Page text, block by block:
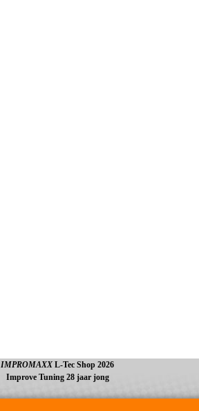
IMPROMAXX L-Tec Shop 2026
Improve Tuning 28 jaar jong